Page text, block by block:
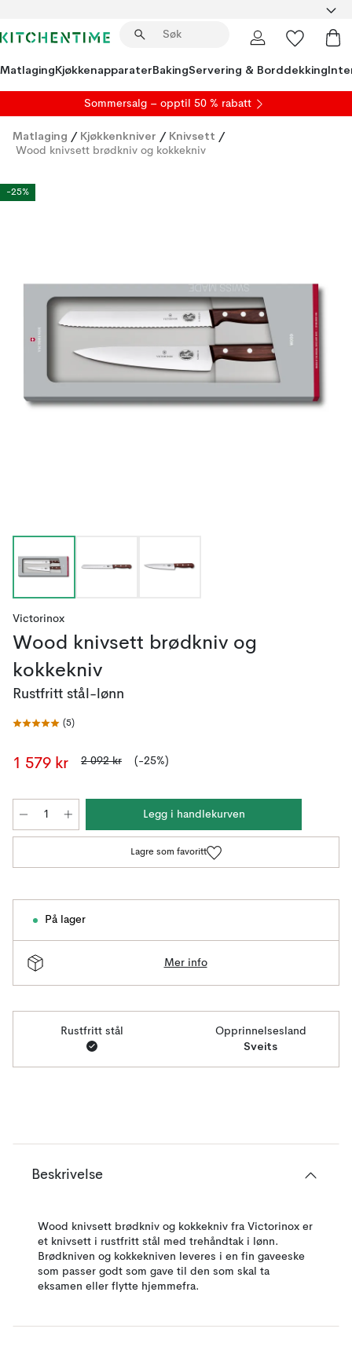
MatlagingKjøkkenapparaterBakingServering & Borddekking
Sommersalg – opptil 50 % rabatt
Matlaging / Kjøkkenkniver / Knivsett /
Wood knivsett brødkniv og kokkekniv
-25%
Victorinox
Wood knivsett brødkniv og
kokkekniv
Rustfritt stål-lønn
(5)
1 579 kr 2 092 kr (-25%)
Legg i handlekurven
Lagre som favoritt
På lager
Mer info
Rustfritt stål Opprinnelsesland
Sveits
Beskrivelse
Wood knivsett brødkniv og kokkekniv fra Victorinox er
et knivsett i rustfritt stål med trehåndtak i lønn.
Brødkniven og kokkekniven leveres i en fin gaveeske
som passer godt som gave til den som skal ta
eksamen eller flytte hjemmefra.